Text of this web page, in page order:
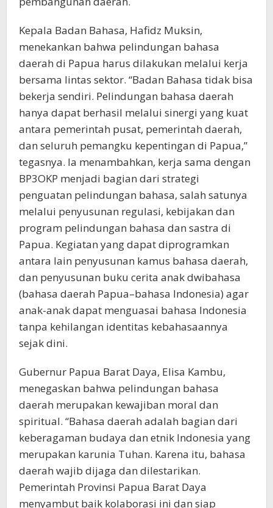
Kepala Badan Bahasa, Hafidz Muksin,
menekankan bahwa pelindungan bahasa
daerah di Papua harus dilakukan melalui kerja
bersama lintas sektor. “Badan Bahasa tidak bisa
bekerja sendiri. Pelindungan bahasa daerah
hanya dapat berhasil melalui sinergi yang kuat
antara pemerintah pusat, pemerintah daerah,
dan seluruh pemangku kepentingan di Papua,”
tegasnya. Ia menambahkan, kerja sama dengan
BP3OKP menjadi bagian dari strategi
penguatan pelindungan bahasa, salah satunya
melalui penyusunan regulasi, kebijakan dan
program pelindungan bahasa dan sastra di
Papua. Kegiatan yang dapat diprogramkan
antara lain penyusunan kamus bahasa daerah,
dan penyusunan buku cerita anak dwibahasa
(bahasa daerah Papua–bahasa Indonesia) agar
anak-anak dapat menguasai bahasa Indonesia
tanpa kehilangan identitas kebahasaannya
sejak dini.
Gubernur Papua Barat Daya, Elisa Kambu,
menegaskan bahwa pelindungan bahasa
daerah merupakan kewajiban moral dan
spiritual. “Bahasa daerah adalah bagian dari
keberagaman budaya dan etnik Indonesia yang
merupakan karunia Tuhan. Karena itu, bahasa
daerah wajib dijaga dan dilestarikan.
Pemerintah Provinsi Papua Barat Daya
menyambut baik kolaborasi ini dan siap